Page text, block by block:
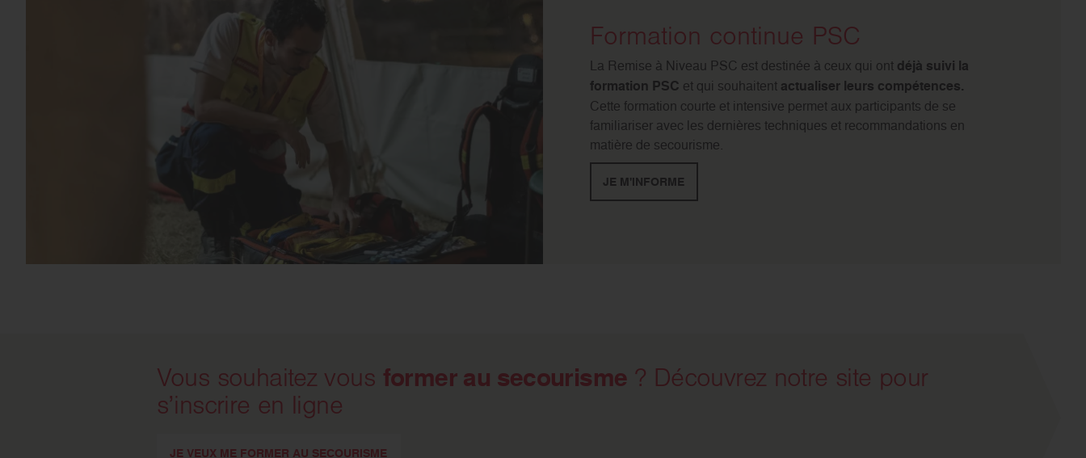
Formation continue PSC
La Remise à Niveau PSC est destinée à ceux qui ont déjà suivi la
formation PSC et qui souhaitent actualiser leurs compétences.
Cette formation courte et intensive permet aux participants de se
familiariser avec les dernières techniques et recommandations en
matière de secourisme.
JE M'INFORME
Vous souhaitez vous former au secourisme ? Découvrez notre site pour
s’inscrire en ligne
JE VEUX ME FORMER AU SECOURISME